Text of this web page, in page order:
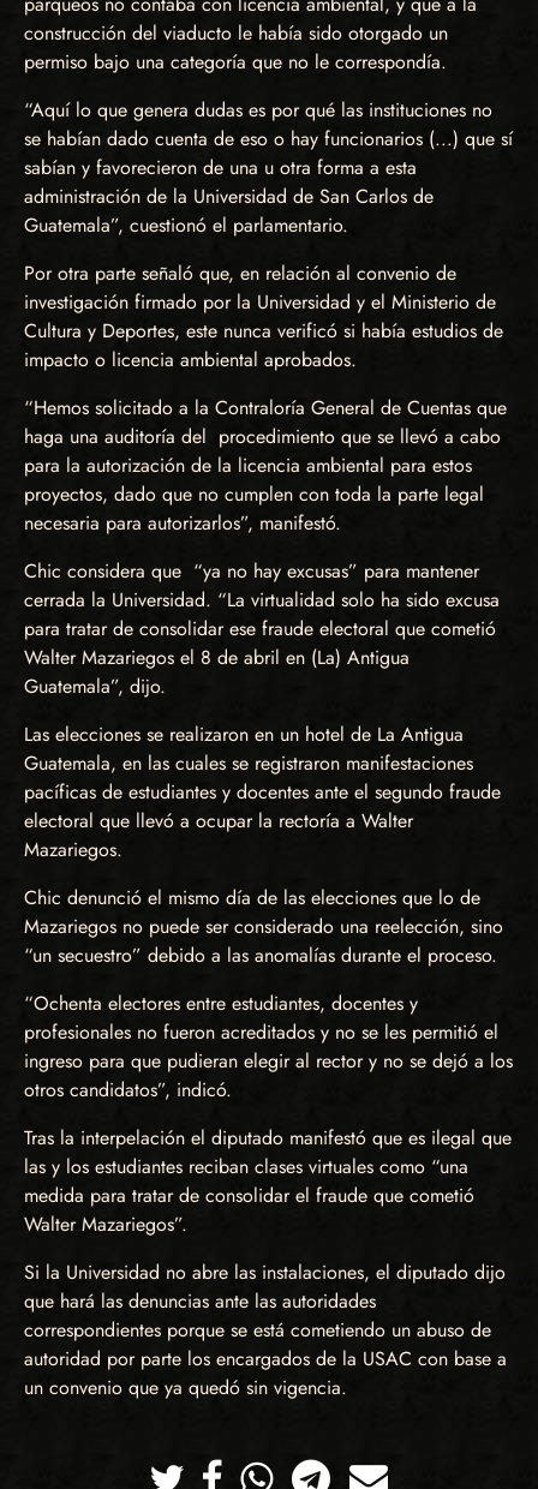
construcción del viaducto le había sido otorgado un
permiso bajo una categoría que no le correspondía.
“Aquí lo que genera dudas es por qué las instituciones no
se habían dado cuenta de eso o hay funcionarios (...) que sí
sabían y favorecieron de una u otra forma a esta
administración de la Universidad de San Carlos de
Guatemala”, cuestionó el parlamentario.
Por otra parte señaló que, en relación al convenio de
investigación firmado por la Universidad y el Ministerio de
Cultura y Deportes, este nunca verificó si había estudios de
impacto o licencia ambiental aprobados.
“Hemos solicitado a la Contraloría General de Cuentas que
haga una auditoría del procedimiento que se llevó a cabo
para la autorización de la licencia ambiental para estos
proyectos, dado que no cumplen con toda la parte legal
necesaria para autorizarlos”, manifestó.
Chic considera que “ya no hay excusas” para mantener
cerrada la Universidad. “La virtualidad solo ha sido excusa
para tratar de consolidar ese fraude electoral que cometió
Walter Mazariegos el 8 de abril en (La) Antigua
Guatemala”, dijo.
Las elecciones se realizaron en un hotel de La Antigua
Guatemala, en las cuales se registraron manifestaciones
pacíficas de estudiantes y docentes ante el segundo fraude
electoral que llevó a ocupar la rectoría a Walter
Mazariegos.
Chic denunció el mismo día de las elecciones que lo de
Mazariegos no puede ser considerado una reelección, sino
“un secuestro” debido a las anomalías durante el proceso.
“Ochenta electores entre estudiantes, docentes y
profesionales no fueron acreditados y no se les permitió el
ingreso para que pudieran elegir al rector y no se dejó a los
otros candidatos”, indicó.
Tras la interpelación el diputado manifestó que es ilegal que
las y los estudiantes reciban clases virtuales como “una
medida para tratar de consolidar el fraude que cometió
Walter Mazariegos”.
Si la Universidad no abre las instalaciones, el diputado dijo
que hará las denuncias ante las autoridades
correspondientes porque se está cometiendo un abuso de
autoridad por parte los encargados de la USAC con base a
un convenio que ya quedó sin vigencia.
TwitterFacebookWhatsappTelegramCorreo